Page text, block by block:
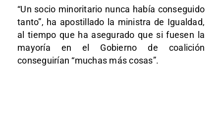
“Un socio minoritario nunca había conseguido
tanto”, ha apostillado la ministra de Igualdad,
al tiempo que ha asegurado que si fuesen la
mayoría en el Gobierno de coalición
conseguirían “muchas más cosas”.